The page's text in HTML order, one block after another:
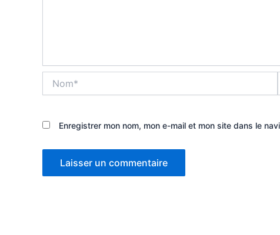
Enregistrer mon nom, mon e-mail et mon site dans le